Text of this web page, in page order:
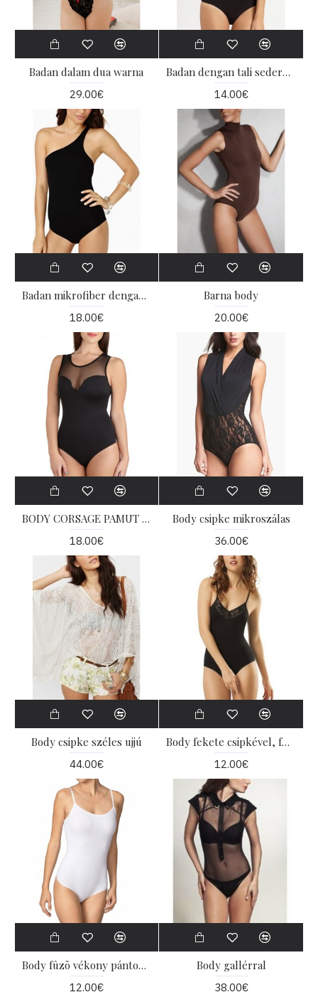
Badan dalam dua warna
29.00€
Badan dengan tali sederhana
14.00€
Badan mikrofiber dengan satu tali
18.00€
Barna body
20.00€
BODY CORSAGE PAMUT TÜLLEL
18.00€
Body csipke mikroszálas
36.00€
Body csipke széles ujjú
44.00€
Body fekete csipkével, fűzős típus
12.00€
Body fûzõ vékony pántokkal
12.00€
Body gallérral
38.00€